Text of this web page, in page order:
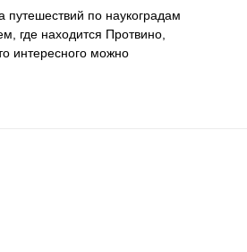
путешествий по наукоградам
где находится Протвино,
интересного можно